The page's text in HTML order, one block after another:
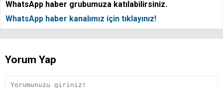
WhatsApp haber grubumuza katılabilirsiniz.
WhatsApp haber kanalımız için tıklayınız!
Yorum Yap